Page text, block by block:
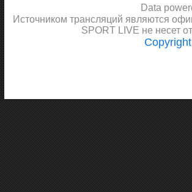
Data
Источником трансляций являются
SPORT LIVE не несет